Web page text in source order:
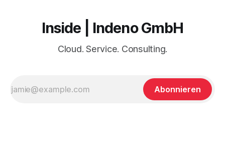
Inside | Indeno GmbH
Cloud. Service. Consulting.
Abonnieren